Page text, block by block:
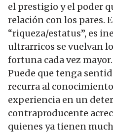
el prestigio y el poder
relación con los pares.
“riqueza/estatus”, es
ultrarricos se vuelvan
fortuna cada vez mayor.
Puede que tenga
recurra al
experiencia en un
contraproducente
quienes ya tienen